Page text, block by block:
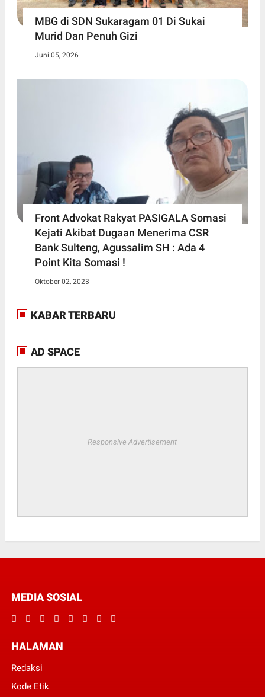
MBG di SDN Sukaragam 01 Di Sukai
Murid Dan Penuh Gizi
Juni 05, 2026
Front Advokat Rakyat PASIGALA Somasi
Kejati Akibat Dugaan Menerima CSR
Bank Sulteng, Agussalim SH : Ada 4
Point Kita Somasi !
Oktober 02, 2023
KABAR TERBARU
AD SPACE
Responsive Advertisement
MEDIA SOSIAL
HALAMAN
Redaksi
Kode Etik